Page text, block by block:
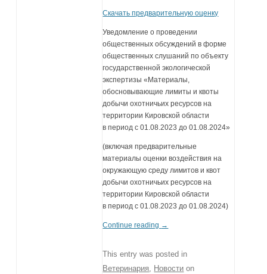
Скачать предварительную оценку
Уведомление о проведении
общественных обсуждений в форме
общественных слушаний по объекту
государственной экологической
экспертизы «Материалы,
обосновывающие лимиты и квоты
добычи охотничьих ресурсов на
территории Кировской области
в период с 01.08.2023 до 01.08.2024»
(включая предварительные
материалы оценки воздействия на
окружающую среду лимитов и квот
добычи охотничьих ресурсов на
территории Кировской области
в период с 01.08.2023 до 01.08.2024)
Continue reading →
This entry was posted in
Ветеринария, Новости on